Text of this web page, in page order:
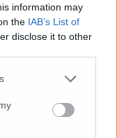
information may
the IAB’s List of
disclose it to other